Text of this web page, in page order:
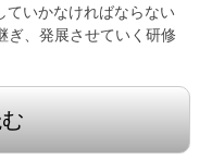
ていかなければならない
ぎ、発展させていく研修